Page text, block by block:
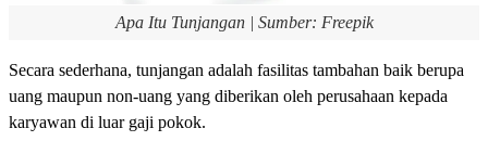
Apa Itu Tunjangan | Sumber: Freepik
Secara sederhana, tunjangan adalah fasilitas tambahan baik berupa
uang maupun non-uang yang diberikan oleh perusahaan kepada
karyawan di luar gaji pokok.